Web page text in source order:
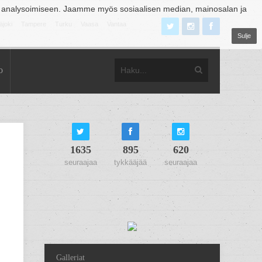
Jaamme myös sosiaalisen median, mainosalan ja
Sulje
1635
seuraajaa
895
tykkääjää
620
seuraajaa
Galleriat